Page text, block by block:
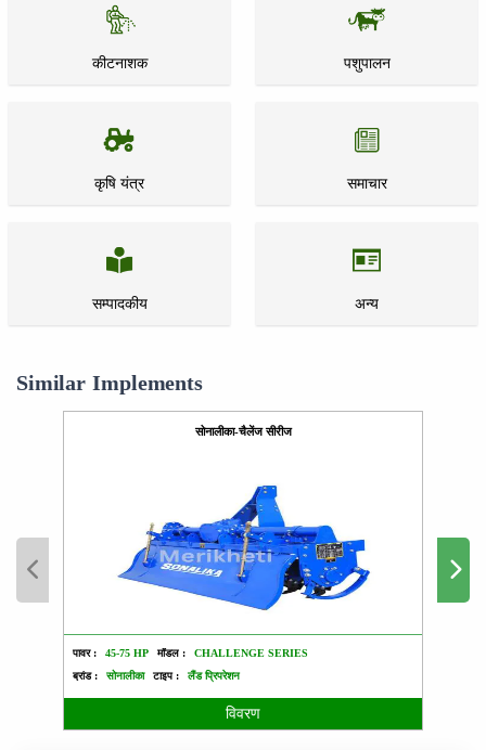
कीटनाशक पशुपालन
कृषि यंत्र समाचार
सम्पादकीय अन्य
Similar Implements
सोनालीका-चैलेंज सीरीज
पावर : 45-75 HP मॉडल :
CHALLENGE SERIES
ब्रांड :
सोनालीका टाइप : लैंड प्रिपरेशन
विवरण